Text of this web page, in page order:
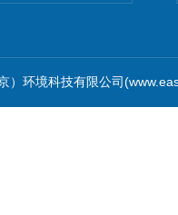
）环境科技有限公司